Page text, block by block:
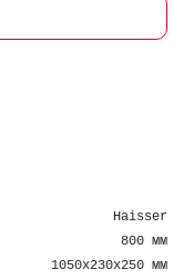
Haisser
800 мм
1050х230х250 мм